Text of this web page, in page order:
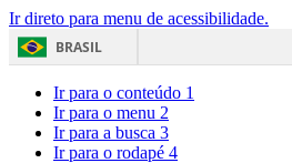
Ir direto para menu de acessibilidade.
BRASIL
Ir para o conteúdo 1
Ir para o menu 2
Ir para a busca 3
Ir para o rodapé 4